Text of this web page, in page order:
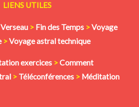
LIENS UTILES
> Fin des Temps >Voyage
>Voyage astral technique
exercices >Comment
> Téléconférences > Méditation